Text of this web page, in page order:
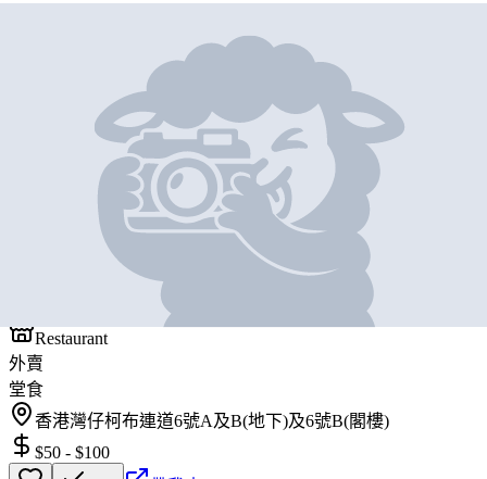
新軒尼詩茶餐廳
Restaurant
外賣
堂食
香港灣仔柯布連道6號A及B(地下)及6號B(閣樓)
$50 - $100